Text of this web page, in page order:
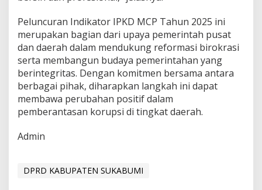
Peluncuran Indikator IPKD MCP Tahun 2025 ini
merupakan bagian dari upaya pemerintah pusat
dan daerah dalam mendukung reformasi birokrasi
serta membangun budaya pemerintahan yang
berintegritas. Dengan komitmen bersama antara
berbagai pihak, diharapkan langkah ini dapat
membawa perubahan positif dalam
pemberantasan korupsi di tingkat daerah.
Admin
DPRD KABUPATEN SUKABUMI